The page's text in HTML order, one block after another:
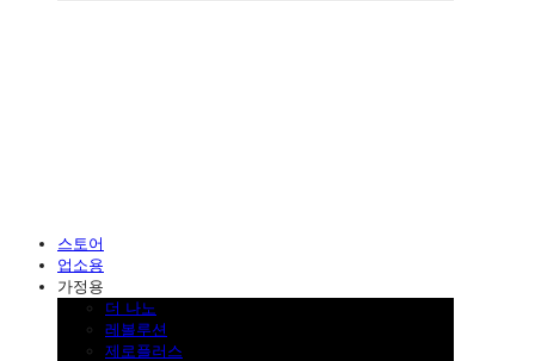
스토어
업소용
가정용
더 나노
레볼루션
제로플러스